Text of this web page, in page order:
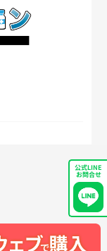
公式LINE
お問合せ